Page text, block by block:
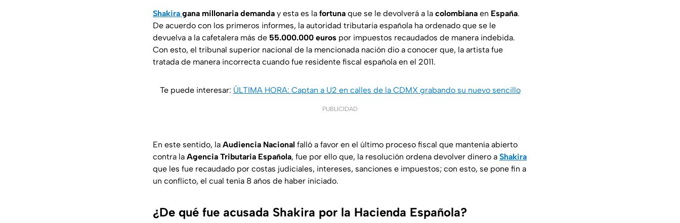
Shakira gana millonaria demanda y esta es la fortuna que se le devolverá a la colombiana en España.
De acuerdo con los primeros informes, la autoridad tributaria española ha ordenado que se le
devuelva a la cafetalera más de 55.000.000 euros por impuestos recaudados de manera indebida.
Con esto, el tribunal superior nacional de la mencionada nación dio a conocer que, la artista fue
tratada de manera incorrecta cuando fue residente fiscal española en el 2011.
Te puede interesar: ÚLTIMA HORA: Captan a U2 en calles de la CDMX grabando su nuevo sencillo
PUBLICIDAD
En este sentido, la Audiencia Nacional falló a favor en el último proceso fiscal que mantenía abierto
contra la Agencia Tributaria Española, fue por ello que, la resolución ordena devolver dinero a Shakira
que les fue recaudado por costas judiciales, intereses, sanciones e impuestos; con esto, se pone fin a
un conflicto, el cual tenía 8 años de haber iniciado.
¿De qué fue acusada Shakira por la Hacienda Española?